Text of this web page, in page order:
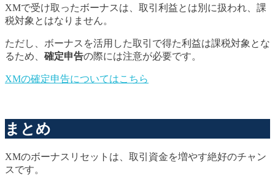
XMで受け取ったボーナスは、取引利益とは別に扱われ、課
税対象とはなりません。
ただし、ボーナスを活用した取引で得た利益は課税対象とな
るため、 確定申告の際には注意が必要です。
XMの確定申告についてはこちら
まとめ
XMのボーナスリセットは、取引資金を増やす絶好のチャン
スです。